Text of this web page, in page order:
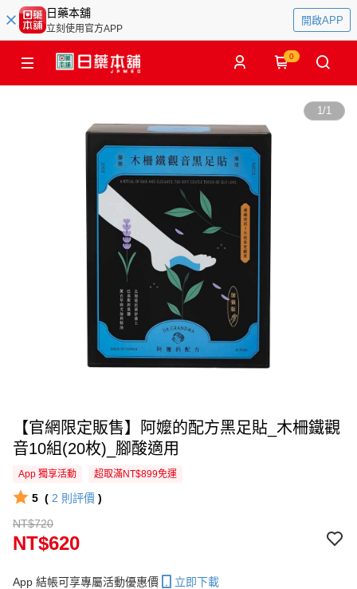
日藥本舖
立刻使用官方APP
開啟APP
0
1/1
【官網限定販售】阿嬤的配方黑足貼_木柵鐵觀
音10組(20枚)_腳酸適用
App 獨享活動 超取滿NT$899免運
5 ( 2 則評價 )
NT$720
NT$620
App 結帳可享專屬活動優惠價
立即下載